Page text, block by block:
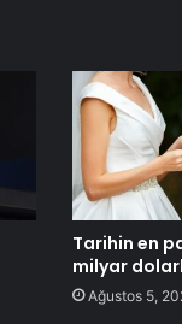
Tarihin en
milyar
Ağustos 5,